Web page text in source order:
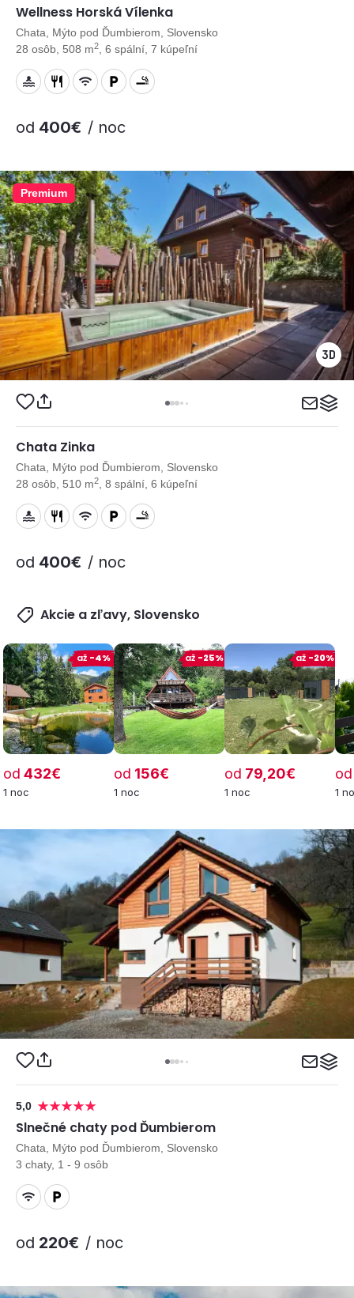
Wellness Horská Vílenka
Chata, Mýto pod Ďumbierom, Slovensko
28 osôb, 508 m2 , 6 spální, 7 kúpeľní
od 400€ / noc
Chata Zinka
Chata, Mýto pod Ďumbierom, Slovensko
28 osôb, 510 m2 , 8 spální, 6 kúpeľní
od 400€ / noc
Premium
Akcie a zľavy, Slovensko
od 432€
1 noc
až -4%
od 156€
1 noc
až -25%
od 79,20€
1 noc
až -20%
od
1
5,0
Slnečné chaty pod Ďumbierom
Chata, Mýto pod Ďumbierom, Slovensko
3 chaty, 1 - 9 osôb
od 220€ / noc